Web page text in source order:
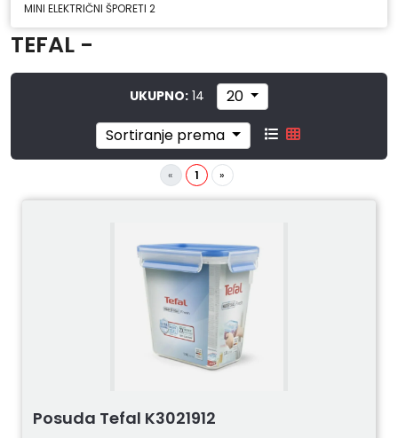
MINI ELEKTRIČNI ŠPORETI 2
TEFAL -
UKUPNO:14
20
Sortiranje prema
« 1 »
Posuda Tefal K3021912